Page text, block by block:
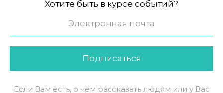
Хотите быть в курсе событий?
Подписаться
Если Вам есть, о чем рассказать людям или у Вас